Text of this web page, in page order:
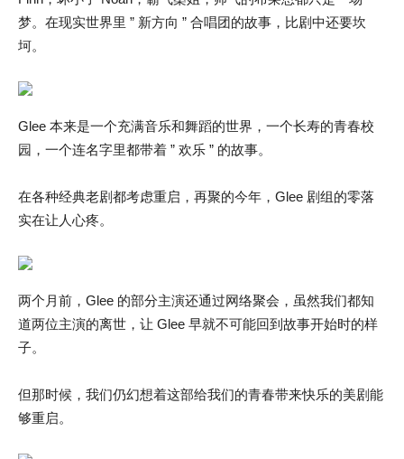
梦。在现实世界里 ” 新方向 ” 合唱团的故事，比剧中还要坎
坷。
Glee 本来是一个充满音乐和舞蹈的世界，一个长寿的青春校
园，一个连名字里都带着 ” 欢乐 ” 的故事。
在各种经典老剧都考虑重启，再聚的今年，Glee 剧组的零落
实在让人心疼。
两个月前，Glee 的部分主演还通过网络聚会，虽然我们都知
道两位主演的离世，让 Glee 早就不可能回到故事开始时的样
子。
但那时候，我们仍幻想着这部给我们的青春带来快乐的美剧能
够重启。